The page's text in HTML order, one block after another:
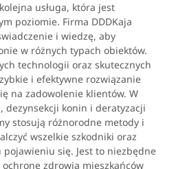
usługa, która jest
poziomie. Firma DDDKaja
i wiedzę, aby
w różnych typach obiektów.
technologii oraz skutecznych
i efektywne rozwiązanie
na zadowolenie klientów. W
dezynsekcji konin i deratyzacji
stosują różnorodne metody i
wszelkie szkodniki oraz
się. Jest to niezbędne
zdrowia mieszkańców